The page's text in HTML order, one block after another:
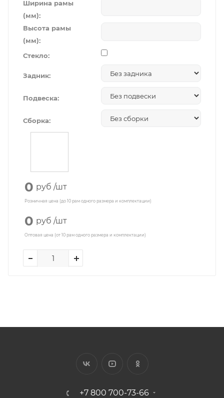
Ширина рамы
(мм):
Высота рамы
(мм):
Стекло:
Задник:
Подвеска:
Сборка:
0 руб /шт
Розничная цена (до 10 рам одного размера и комплектации)
0 руб /шт
Оптовая цена (от 10 рам одного размера и комплектации)
+7 800 700-73-66